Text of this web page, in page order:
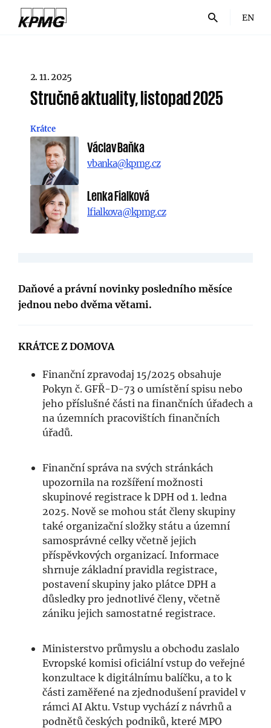
EN
2. 11. 2025
Stručné aktuality, listopad 2025
Krátce
Václav Baňka
vbanka@kpmg.cz
Lenka Fialková
lfialkova@kpmg.cz
Daňové a právní novinky posledního měsíce
jednou nebo dvěma větami.
KRÁTCE Z DOMOVA
Finanční zpravodaj 15/2025 obsahuje
Pokyn č. GFŘ-D-73 o umístění spisu nebo
jeho příslušné části na finančních úřadech a
na územních pracovištích finančních
úřadů.
Finanční správa na svých stránkách
upozornila na rozšíření možnosti
skupinové registrace k DPH od 1. ledna
2025. Nově se mohou stát členy skupiny
také organizační složky státu a územní
samosprávné celky včetně jejich
příspěvkových organizací. Informace
shrnuje základní pravidla registrace,
postavení skupiny jako plátce DPH a
důsledky pro jednotlivé členy, včetně
zániku jejich samostatné registrace.
Ministerstvo průmyslu a obchodu zaslalo
Evropské komisi oficiální vstup do veřejné
konzultace k digitálnímu balíčku, a to k
části zaměřené na zjednodušení pravidel v
rámci AI Aktu. Vstup vychází z návrhů a
podnětů českých podniků, které MPO